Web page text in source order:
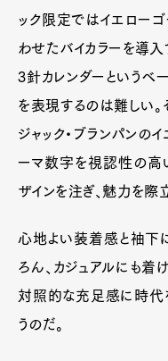
Pen
Official
Pen
ック限定ではイエロー
わせたバイカラーを導入
3針カレンダーというベ
を表現するのは難しい
ジャック・ブランパンの
ーマ数字を視認性の高
ザインを注ぎ、魅力を際
心地よい装着感と袖下
ろん、カジュアルにも着
対照的な充足感に時代
うのだ。